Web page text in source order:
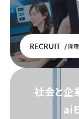
RECRUIT 採
社会と企